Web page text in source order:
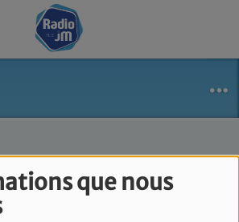
que nous